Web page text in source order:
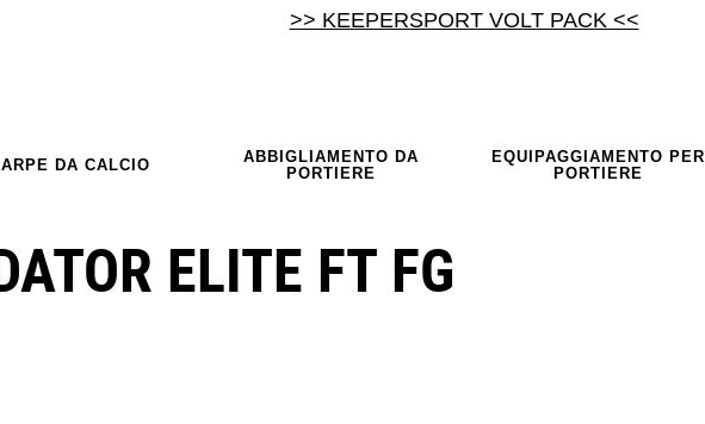
>> KEEPERSPORT VOLT PACK <<
DA CALCIO
ABBIGLIAMENTO DA
PORTIERE
EQUIPAGGIAMENTO PER
PORTIERE
ELITE FT FG